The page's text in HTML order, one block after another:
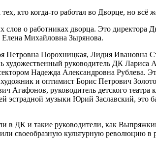
кто когда-то работал во Дворце, но
слов о работниках дворца. Это
Елена Михайловна Зырянова.
Петровна Порохницкая, Лидия
художественный руководитель ДК
Надежда Александровна
и оптимист Борис Петрович
руководитель детского театра
эстрадной музыки Юрий Заславский,
в ДК и такие руководители, как
своеобразную культурную революцию в